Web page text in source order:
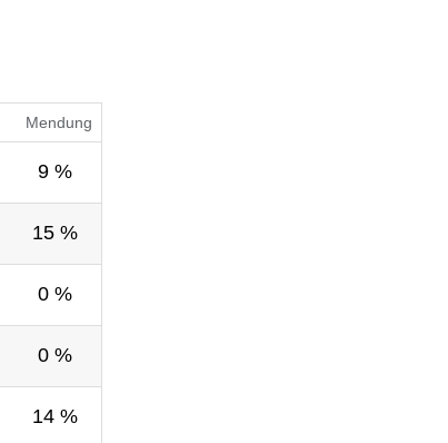
Mendung
9 %
15 %
0 %
0 %
14 %